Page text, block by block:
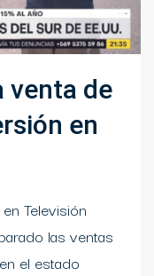
venta de
en
Televisión
las ventas
el estado